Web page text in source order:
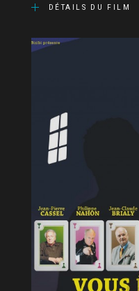
DÉTAILS DU FILM